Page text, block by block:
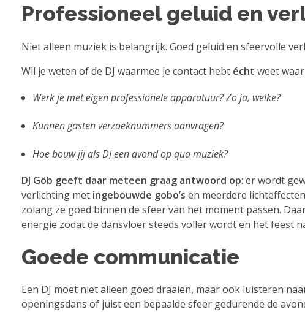
Professioneel geluid en
Niet alleen muziek is belangrijk. Goed geluid en sfeervolle
Wil je weten of de DJ waarmee je contact hebt écht weet
Werk je met eigen professionele apparatuur? Zo ja, welke?
Kunnen gasten verzoeknummers aanvragen?
Hoe bouw jij als DJ een avond op qua muziek?
DJ Göb geeft daar meteen graag antwoord op: er wordt
verlichting met ingebouwde gobo’s en meerdere
zolang ze goed binnen de sfeer van het moment passen.
energie zodat de dansvloer steeds voller wordt en het feest
Goede communicatie
Een DJ moet niet alleen goed draaien, maar ook luisteren
openingsdans of juist een bepaalde sfeer gedurende de